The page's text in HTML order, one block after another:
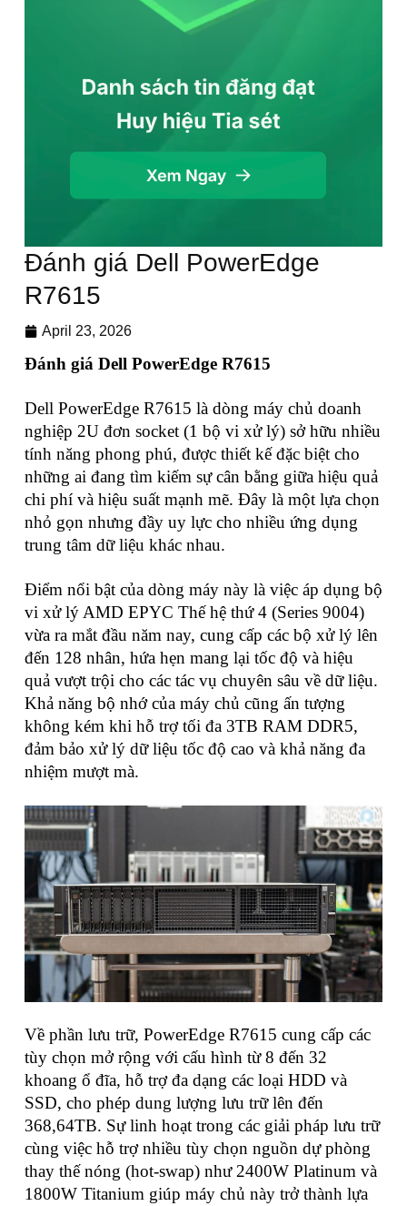
Đánh giá Dell PowerEdge
R7615
April 23, 2026
Đánh giá Dell PowerEdge R7615
Dell PowerEdge R7615 là dòng máy chủ doanh
nghiệp 2U đơn socket (1 bộ vi xử lý) sở hữu nhiều
tính năng phong phú, được thiết kế đặc biệt cho
những ai đang tìm kiếm sự cân bằng giữa hiệu quả
chi phí và hiệu suất mạnh mẽ. Đây là một lựa chọn
nhỏ gọn nhưng đầy uy lực cho nhiều ứng dụng
trung tâm dữ liệu khác nhau.
Điểm nổi bật của dòng máy này là việc áp dụng bộ
vi xử lý AMD EPYC Thế hệ thứ 4 (Series 9004)
vừa ra mắt đầu năm nay, cung cấp các bộ xử lý lên
đến 128 nhân, hứa hẹn mang lại tốc độ và hiệu
quả vượt trội cho các tác vụ chuyên sâu về dữ liệu.
Khả năng bộ nhớ của máy chủ cũng ấn tượng
không kém khi hỗ trợ tối đa 3TB RAM DDR5,
đảm bảo xử lý dữ liệu tốc độ cao và khả năng đa
nhiệm mượt mà.
Về phần lưu trữ, PowerEdge R7615 cung cấp các
tùy chọn mở rộng với cấu hình từ 8 đến 32
khoang ổ đĩa, hỗ trợ đa dạng các loại HDD và
SSD, cho phép dung lượng lưu trữ lên đến
368,64TB. Sự linh hoạt trong các giải pháp lưu trữ
cùng việc hỗ trợ nhiều tùy chọn nguồn dự phòng
thay thế nóng (hot-swap) như 2400W Platinum và
1800W Titanium giúp máy chủ này trở thành lựa